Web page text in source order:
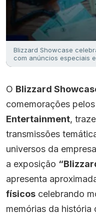
Blizzard Showcase
com anúncios especiais
O Blizzard
comemorações pelos
Entertainment,
transmissões
universos da
a exposição
apresenta
físicos celebrando
memórias da história